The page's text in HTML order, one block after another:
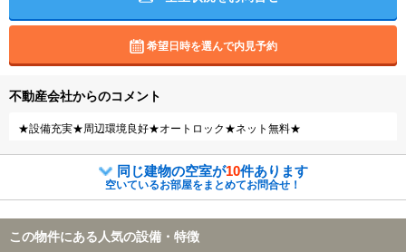
希望日時を選んで内見予約
不動産会社からのコメント
★設備充実★周辺環境良好★オートロック★ネット無料★
同じ建物の空室が10件あります
空いているお部屋をまとめてお問合せ！
この物件にある人気の設備・特徴